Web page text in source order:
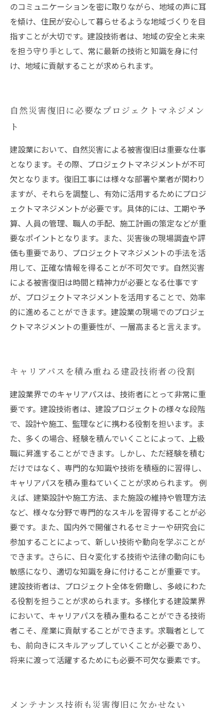
のコミュニケーションを密に取りながら、地域の声に耳
を傾け、住民が安心して暮らせるような地域づくりを目
指すことが大切です。建設技術者は、地域の安全と未来
を担う守り手として、常に最新の技術と知識を身に付
け、地域に貢献することが求められます。
自然災害復旧に必要なプロジェクトマネジメン
ト
建設業において、自然災害による被害復旧は重要な仕事
となります。その際、プロジェクトマネジメントが不可
欠となります。復旧工事には様々な部署や業者が関わり
ますが、それらを調整し、有効に活用するためにプロジ
ェクトマネジメントが必要です。具体的には、工期や予
算、人員の管理、職人の手配、施工計画の策定などが重
要なポイントとなります。また、災害後の現場調査や評
価も重要であり、プロジェクトマネジメントの手法を活
用して、正確な情報を得ることが不可欠です。自然災害
による被害復旧は時間と精神力が必要となる仕事です
が、プロジェクトマネジメントを活用することで、効率
的に進めることができます。建設業の現場でのプロジェ
クトマネジメントの重要性が、一層高まると言えます。
キャリアパスを積み重ねる建設技術者の役割
建設業界でのキャリアパスは、技術者にとって非常に重
要です。建設技術者は、建設プロジェクトの様々な段階
で、設計や施工、監理などに携わる役割を担います。ま
た、多くの場合、経験を積んでいくことによって、上級
職に昇進することができます。しかし、ただ経験を積む
だけではなく、専門的な知識や技術を積極的に習得し、
キャリアパスを積み重ねていくことが求められます。 例
えば、建築設計や施工方法、また施設の維持や管理方法
など、様々な分野で専門的なスキルを習得することが必
要です。また、国内外で開催されるセミナーや研究会に
参加することによって、新しい技術や動向を学ぶことが
できます。さらに、日々変化する技術や法律の動向にも
敏感になり、適切な知識を身に付けることが重要です。
建設技術者は、プロジェクト全体を俯瞰し、多岐にわた
る役割を担うことが求められます。多様化する建設業界
において、キャリアパスを積み重ねることができる技術
者こそ、産業に貢献することができます。求職者として
も、前向きにスキルアップしていくことが必要であり、
将来に渡って活躍するためにも必要不可欠な要素です。
メンテナンス技術も災害復旧に欠かせない